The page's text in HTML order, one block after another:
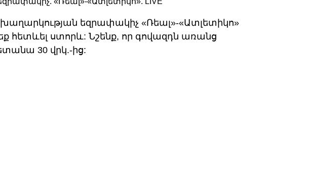
եզրափակիչ «Ռեալ»-«Ատլետիկո»
հետևել ստորև: Նշենք, որ գովազդն առանց
30 վրկ.-ից: